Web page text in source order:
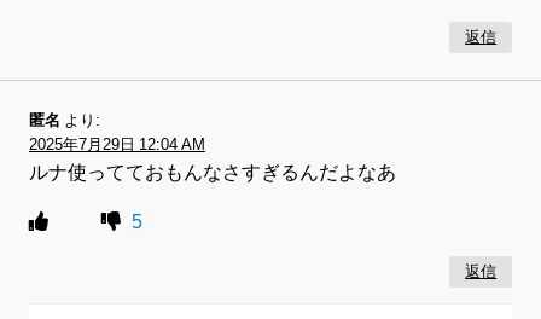
返信
匿名 より:
2025年7月29日 12:04 AM
ルナ使ってておもんなさすぎるんだよなあ
5
返信